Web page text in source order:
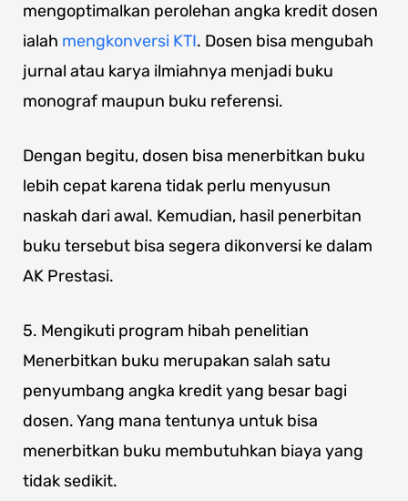
mengoptimalkan perolehan angka kredit dosen
ialah mengkonversi KTI. Dosen bisa mengubah
jurnal atau karya ilmiahnya menjadi buku
monograf maupun buku referensi.
Dengan begitu, dosen bisa menerbitkan buku
lebih cepat karena tidak perlu menyusun
naskah dari awal. Kemudian, hasil penerbitan
buku tersebut bisa segera dikonversi ke dalam
AK Prestasi.
5. Mengikuti program hibah penelitian
Menerbitkan buku merupakan salah satu
penyumbang angka kredit yang besar bagi
dosen. Yang mana tentunya untuk bisa
menerbitkan buku membutuhkan biaya yang
tidak sedikit.